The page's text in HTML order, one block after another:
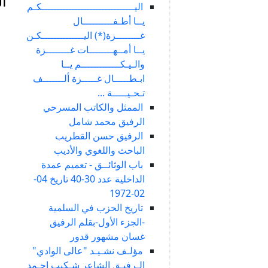
اليـــــــــــــــــــــــــــــــكـم
يــا أطـفــــــــــال
غــــــــزة(*) اليــــــــــــــكـن
يــا أمــهــــــــات غــــــــزة
والـيـكـــــــــــــم يــا
ابـطـــــال غـــــزة ألـــــــف
تـحـيـــــة ...
الممثل والكاتب المسرحي
الرفيق محمد شامل
الرفيق حسن القطريب
الباحث واللغوي والأديب
باب الوثائــق - تعميم عمدة
الداخلية عدد 30-40 تاريخ 04-
02-1972
تاريخ الحزب في السلمية
-الجزء الأول-بقلم الرفيق
غسان مشهور قدور
مؤلـف نشـيـد "عالى الوادي"
الـرفيـق الشاعر شـكيب احـمد